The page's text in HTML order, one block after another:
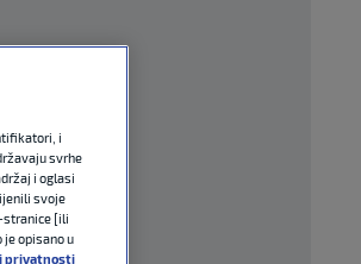
i
svrhe
i oglasi
svoje
stranice [ili
opisano u
privatnosti